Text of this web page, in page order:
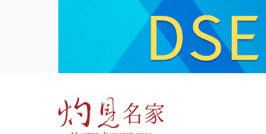
文化 財經 生活 健康